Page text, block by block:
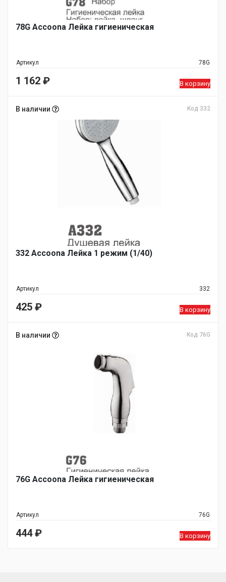
78G Accoona Лейка гигиеническая
Артикул 78G
1 162 ₽ В корзину
В наличии Код 332
332 Accoona Лейка 1 режим (1/40)
Артикул 332
425 ₽ В корзину
В наличии Код 76G
76G Accoona Лейка гигиеническая
Артикул 76G
444₽ В корзину